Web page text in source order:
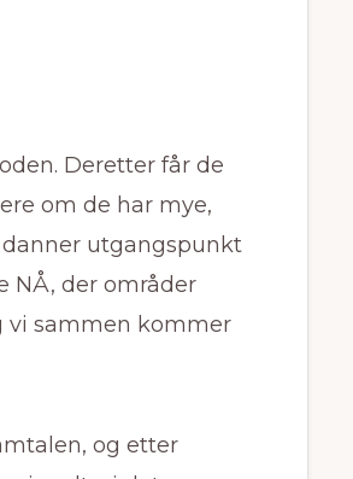
Deretter får de
om de har mye,
utgangspunkt
NÅ, der områder
vi sammen kommer
og etter